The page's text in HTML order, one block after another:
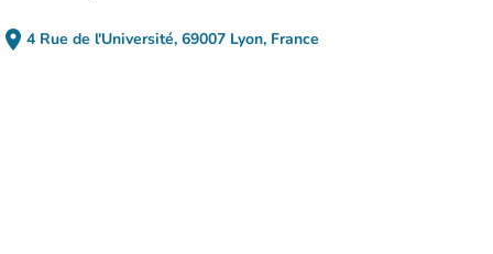
place 4 Rue de l'Université, 69007 Lyon, France
(abrir no Google Maps)
(novo separador)